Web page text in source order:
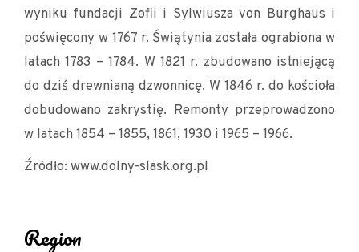
wyniku fundacji Zofii i Sylwiusza von Burghaus i
poświęcony w 1767 r. Świątynia została ograbiona w
latach 1783 – 1784. W 1821 r. zbudowano istniejącą
do dziś drewnianą dzwonnicę. W 1846 r. do kościoła
dobudowano zakrystię. Remonty przeprowadzono
w latach 1854 – 1855, 1861, 1930 i 1965 – 1966.
Źródło: www.dolny-slask.org.pl
Region